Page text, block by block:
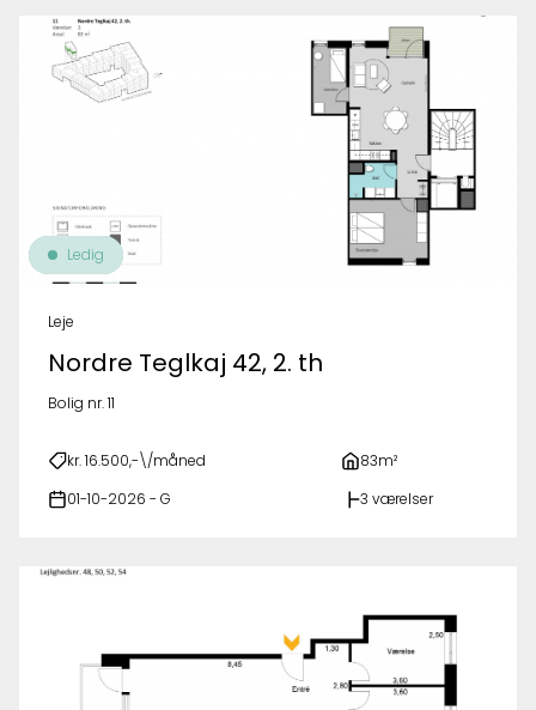
Ledig
Leje
Nordre Teglkaj 42, 2. th
Bolig nr. 11
kr. 16.500,-\/måned 83m²
01-10-2026 - G 3 værelser